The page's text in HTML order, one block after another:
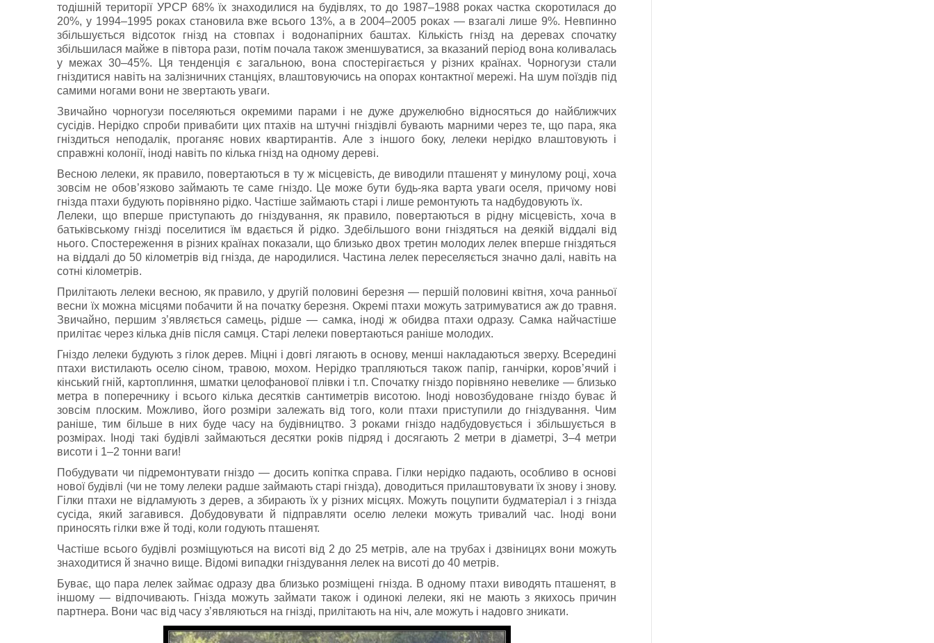
тодішній території УРСР 68% їх знаходилися на будівлях, то до 1987–1988 роках частка скоротилася до
20%, у 1994–1995 роках становила вже всього 13%, а в 2004–2005 роках — взагалі лише 9%. Невпинно
збільшується відсоток гнізд на стовпах і водонапірних баштах. Кількість гнізд на деревах спочатку
збільшилася майже в півтора рази, потім почала також зменшуватися, за вказаний період вона коливалась
у межах 30–45%. Ця тенденція є загальною, вона спостерігається у різних країнах. Чорногузи стали
гнiздитися навіть на залiзничних станцiях, влаштовуючись на опорах контактної мережi. На шум поїздiв пiд
самими ногами вони не звертають уваги.
Звичайно чорногузи поселяються окремими парами i не дуже дружелюбно вiдносяться до найближчих
сусiдiв. Нерiдко спроби привабити цих птахiв на штучнi гнiздiвлi бувають марними через те, що пара, яка
гнiздиться неподалiк, проганяє нових квартирантiв. Але з iншого боку, лелеки нерiдко влаштовують i
справжні колонiї, iнодi навiть по кiлька гнiзд на одному деревi.
Весною лелеки, як правило, повертаються в ту ж мiсцевiсть, де виводили пташенят у минулому роцi, хоча
зовсiм не обов’язково займають те саме гнiздо. Це може бути будь-яка варта уваги оселя, причому новi
гнiзда птахи будують порiвняно рiдко. Частiше займають старi i лише ремонтують та надбудовують їх.
Лелеки, що вперше приступають до гніздування, як правило, повертаються в рідну місцевість, хоча в
батьківському гнізді поселитися їм вдається й рідко. Здебільшого вони гніздяться на деякій віддалі від
нього. Спостереження в різних країнах показали, що близько двох третин молодих лелек вперше гніздяться
на віддалі до 50 кілометрів від гнізда, де народилися. Частина лелек переселяється значно далі, навіть на
сотні кілометрів.
Прилiтають лелеки весною, як правило, у другiй половинi березня — першiй половинi квiтня, хоча ранньої
весни їх можна місцями побачити й на початку березня. Окремі птахи можуть затримуватися аж до травня.
Звичайно, першим з’являється самець, рiдше — самка, iнодi ж обидва птахи одразу. Самка найчастіше
прилітає через кілька днів після самця. Старi лелеки повертаються ранiше молодих.
Гнiздо лелеки будують з гiлок дерев. Міцні і довгі лягають в основу, менші накладаються зверху. Всерединi
птахи вистилають оселю сiном, травою, мохом. Нерiдко трапляються також папiр, ганчiрки, коров’ячий i
кiнський гнiй, картоплиння, шматки целофанової плівки і т.п. Спочатку гніздо порiвняно невелике — близько
метра в поперечнику і всього кілька десятків сантиметрів висотою. Іноді новозбудоване гніздо буває й
зовсім плоским. Можливо, його розміри залежать від того, коли птахи приступили до гніздування. Чим
раніше, тим більше в них буде часу на будівництво. З роками гніздо надбудовується i збiльшується в
розмiрах. Інодi такi будiвлi займаються десятки рокiв пiдряд i досягають 2 метри в дiаметрi, 3–4 метри
висоти i 1–2 тонни ваги!
Побудувати чи підремонтувати гніздо — досить копітка справа. Гілки нерідко падають, особливо в основі
нової будівлі (чи не тому лелеки радше займають старі гнізда), доводиться прилаштовувати їх знову і знову.
Гілки птахи не відламують з дерев, а збирають їх у різних місцях. Можуть поцупити будматеріал і з гнізда
сусіда, який загавився. Добудовувати й підправляти оселю лелеки можуть тривалий час. Іноді вони
приносять гілки вже й тоді, коли годують пташенят.
Частiше всього будівлі розмiщуються на висотi вiд 2 до 25 метрів, але на трубах і дзвіницях вони можуть
знаходитися й значно вище. Відомі випадки гніздування лелек на висоті до 40 метрів.
Буває, що пара лелек займає одразу два близько розмiщенi гнiзда. В одному птахи виводять пташенят, в
iншому — вiдпочивають. Гнiзда можуть займати також i одинокi лелеки, якi не мають з якихось причин
партнера. Вони час вiд часу з’являються на гнiздi, прилiтають на нiч, але можуть i надовго зникати.